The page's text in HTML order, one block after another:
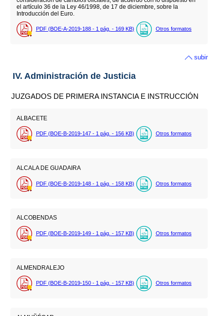
el artículo 36 de la Ley 46/1998, de 17 de diciembre, sobre la
Introducción del Euro.
PDF (BOE-A-2019-188 - 1 pág. - 169 KB) Otros formatos
subir
IV. Administración de Justicia
JUZGADOS DE PRIMERA INSTANCIA E INSTRUCCIÓN
ALBACETE
PDF (BOE-B-2019-147 - 1 pág. - 156 KB) Otros formatos
ALCALA DE GUADAIRA
PDF (BOE-B-2019-148 - 1 pág. - 158 KB) Otros formatos
ALCOBENDAS
PDF (BOE-B-2019-149 - 1 pág. - 157 KB) Otros formatos
ALMENDRALEJO
PDF (BOE-B-2019-150 - 1 pág. - 157 KB) Otros formatos